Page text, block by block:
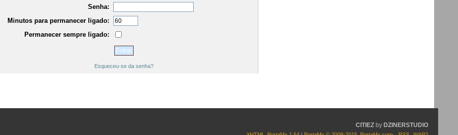
Senha:
Minutos para permanecer ligado:
Permanecer sempre ligado:
Esqueceu-se da senha?
CITIEZby DZINERSTUDIO